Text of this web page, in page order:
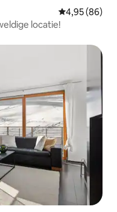
Gemiddelde
4,95 (86)
locatie!